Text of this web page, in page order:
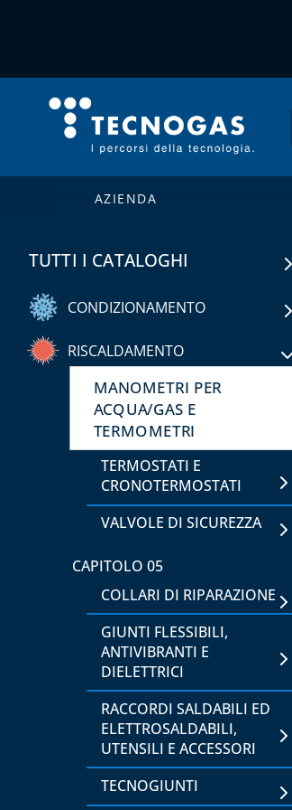
AZIENDA
TUTTI I CATALOGHI
CONDIZIONAMENTO
CAPITOLO 01
®
CAPITOLO 02
ATTREZZATURA PER GAS
REFRIGERANTI A3
ATTREZZATURE PER
VUOTO E CARICO
SISTEMI PER VUOTO E
CAPITOLO 03
ATTREZZATURE UTENSILI
CAPITOLO 04
SIGILLANTI, ADDITIVI E
RILEVATORI DI PERDITE
CAPITOLO 05
RISCALDAMENTO
RILEVATORI FUGHE GAS
CAPITOLO 04
MENSOLE E ACCESSORI
ISPEZIONE E
COMBUSTIONE
MANOMETRI PER
ACQUA/GAS E
TERMOMETRI
TERMOSTATI E
CRONOTERMOSTATI
VALVOLE DI SICUREZZA
CAPITOLO 05
COLLARI DI RIPARAZIONE
GIUNTI FLESSIBILI,
ANTIVIBRANTI E
DIELETTRICI
RACCORDI SALDABILI ED
ELETTROSALDABILI,
UTENSILI E ACCESSORI
TECNOGIUNTI